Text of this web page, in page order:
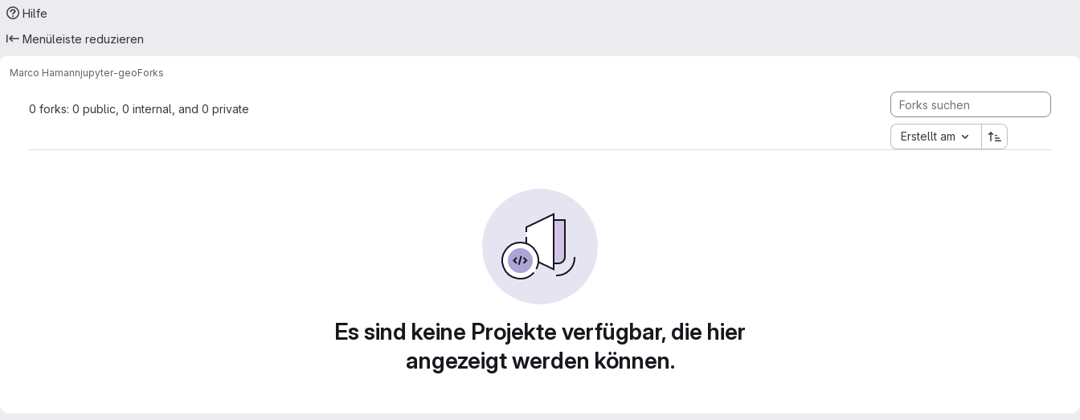
Hilfe
Menüleiste reduzieren
Marco Hamannjupyter-geoForks
0 forks: 0 public, 0 internal, and 0 private
Erstellt am
Es sind keine Projekte verfügbar, die hier
angezeigt werden können.